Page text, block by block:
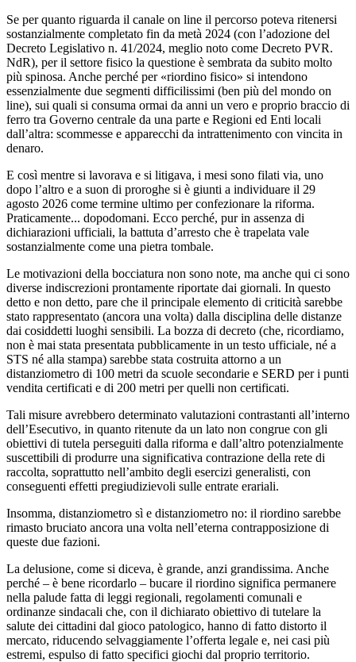
Se per quanto riguarda il canale on line il percorso poteva ritenersi
sostanzialmente completato fin da metà 2024 (con l’adozione del
Decreto Legislativo n. 41/2024, meglio noto come Decreto PVR.
NdR), per il settore fisico la questione è sembrata da subito molto
più spinosa. Anche perché per «riordino fisico» si intendono
essenzialmente due segmenti difficilissimi (ben più del mondo on
line), sui quali si consuma ormai da anni un vero e proprio braccio di
ferro tra Governo centrale da una parte e Regioni ed Enti locali
dall’altra: scommesse e apparecchi da intrattenimento con vincita in
denaro.
E così mentre si lavorava e si litigava, i mesi sono filati via, uno
dopo l’altro e a suon di proroghe si è giunti a individuare il 29
agosto 2026 come termine ultimo per confezionare la riforma.
Praticamente... dopodomani. Ecco perché, pur in assenza di
dichiarazioni ufficiali, la battuta d’arresto che è trapelata vale
sostanzialmente come una pietra tombale.
Le motivazioni della bocciatura non sono note, ma anche qui ci sono
diverse indiscrezioni prontamente riportate dai giornali. In questo
detto e non detto, pare che il principale elemento di criticità sarebbe
stato rappresentato (ancora una volta) dalla disciplina delle distanze
dai cosiddetti luoghi sensibili. La bozza di decreto (che, ricordiamo,
non è mai stata presentata pubblicamente in un testo ufficiale, né a
STS né alla stampa) sarebbe stata costruita attorno a un
distanziometro di 100 metri da scuole secondarie e SERD per i punti
vendita certificati e di 200 metri per quelli non certificati.
Tali misure avrebbero determinato valutazioni contrastanti all’interno
dell’Esecutivo, in quanto ritenute da un lato non congrue con gli
obiettivi di tutela perseguiti dalla riforma e dall’altro potenzialmente
suscettibili di produrre una significativa contrazione della rete di
raccolta, soprattutto nell’ambito degli esercizi generalisti, con
conseguenti effetti pregiudizievoli sulle entrate erariali.
Insomma, distanziometro sì e distanziometro no: il riordino sarebbe
rimasto bruciato ancora una volta nell’eterna contrapposizione di
queste due fazioni.
La delusione, come si diceva, è grande, anzi grandissima. Anche
perché – è bene ricordarlo – bucare il riordino significa permanere
nella palude fatta di leggi regionali, regolamenti comunali e
ordinanze sindacali che, con il dichiarato obiettivo di tutelare la
salute dei cittadini dal gioco patologico, hanno di fatto distorto il
mercato, riducendo selvaggiamente l’offerta legale e, nei casi più
estremi, espulso di fatto specifici giochi dal proprio territorio.